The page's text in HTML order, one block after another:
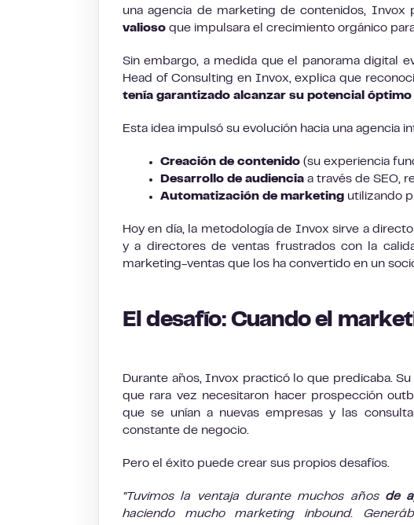
una agencia de marketing de contenidos, Invox
valioso que impulsara el crecimiento orgánico
Sin embargo, a medida que el panorama digital
Head of Consulting en Invox, explica que
tenía garantizado alcanzar su potencial óptimo
Esta idea impulsó su evolución hacia una agencia
Creación de contenido (su experiencia
Desarrollo de audiencia a través de SEO,
Automatización de marketing utilizando
Hoy en día, la metodología de Invox sirve a
y a directores de ventas frustrados con la
marketing-ventas que los ha convertido en un
El desafío: Cuando el
Durante años, Invox practicó lo que predicaba.
que rara vez necesitaron hacer prospección
que se unían a nuevas empresas y las
constante de negocio.
Pero el éxito puede crear sus propios desafíos.
“Tuvimos la ventaja durante muchos años de
haciendo mucho marketing inbound.